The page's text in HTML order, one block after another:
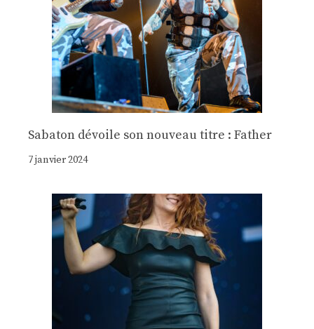
Sabaton dévoile son nouveau titre : Father
7 janvier 2024